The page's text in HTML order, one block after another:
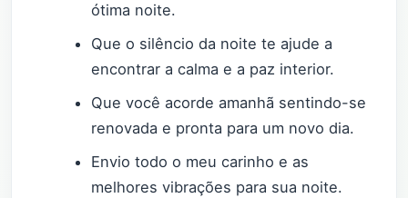
ótima noite.
Que o silêncio da noite te ajude a
encontrar a calma e a paz interior.
Que você acorde amanhã sentindo-se
renovada e pronta para um novo dia.
Envio todo o meu carinho e as
melhores vibrações para sua noite.